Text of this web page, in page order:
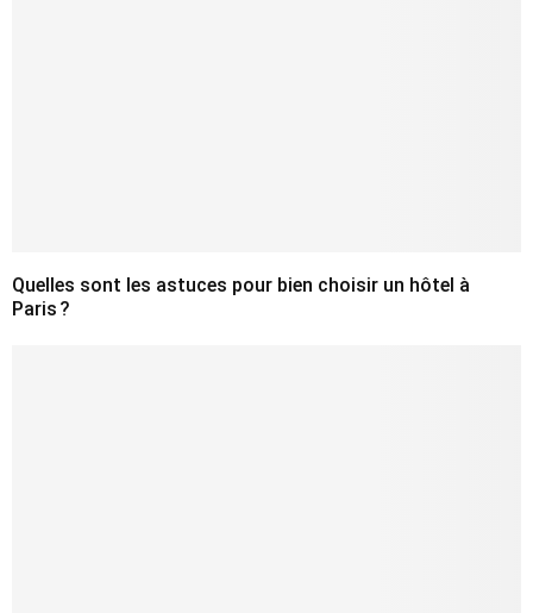
Quelles sont les astuces pour bien choisir un hôtel à
Paris ?